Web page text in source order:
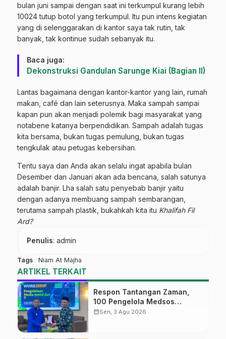
bulan juni sampai dengan saat ini terkumpul kurang lebih
10024 tutup botol yang terkumpul. Itu pun intens kegiatan
yang di selenggarakan di kantor saya tak rutin, tak
banyak, tak kontinue sudah sebanyak itu.
Baca juga:
Dekonstruksi Gandulan Sarunge Kiai (Bagian II)
Lantas bagaimana dengan kantor-kantor yang lain, rumah
makan, café dan lain seterusnya. Maka sampah sampai
kapan pun akan menjadi polemik bagi masyarakat yang
notabene katanya berpendidikan. Sampah adalah tugas
kita bersama, bukan tugas pemulung, bukan tugas
tengkulak atau petugas kebersihan.
Tentu saya dan Anda akan selalu ingat apabila bulan
Desember dan Januari akan ada bencana, salah satunya
adalah banjir. Lha salah satu penyebab banjir yaitu
dengan adanya membuang sampah sembarangan,
terutama sampah plastik, bukahkah kita itu Khalifah Fil
Ard?
Penulis: admin
Tags Niam At Majha
ARTIKEL TERKAIT
Respon Tantangan Zaman,
100 Pengelola Medsos
Sekolah Ma’arif Pekalongan
calendar_monthSen, 3 Agu 2026